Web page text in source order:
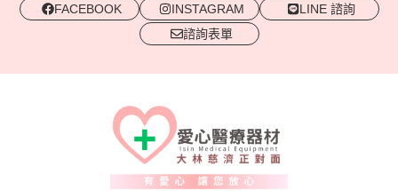
FACEBOOK
INSTAGRAM
LINE 諮詢
諮詢表單